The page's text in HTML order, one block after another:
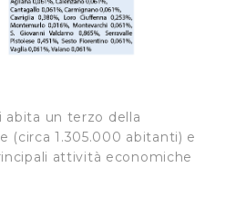
abita un terzo della
(circa 1.305.000 abitanti) e
attività economiche